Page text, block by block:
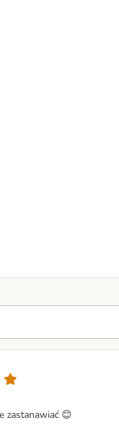
zastanawiać 😊